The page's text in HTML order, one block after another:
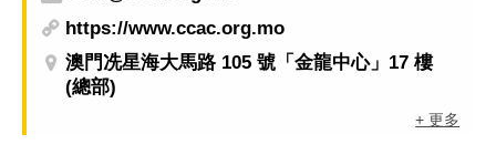
https://www.ccac.org.mo
澳門冼星海大馬路 105 號「金龍中心」17 樓
(總部)
+ 更多